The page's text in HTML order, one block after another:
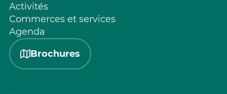
Activités
Commerces et services
Agenda
Brochures